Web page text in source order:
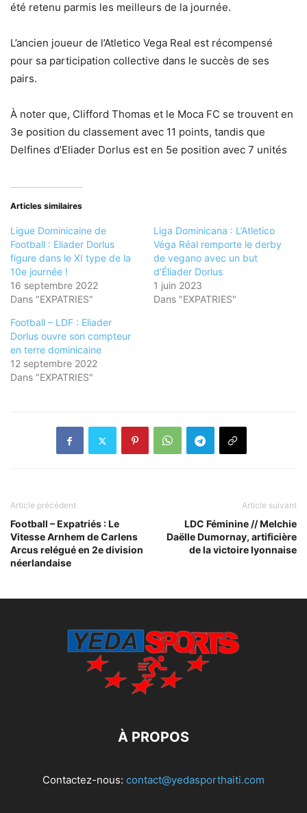
été retenu parmis les meilleurs de la journée.
L’ancien joueur de l’Atletico Vega Real est récompensé
pour sa participation collective dans le succès de ses
pairs.
À noter que, Clifford Thomas et le Moca FC se trouvent en
3e position du classement avec 11 points, tandis que
Delfines d’Eliader Dorlus est en 5e position avec 7 unités
Articles similaires
Ligue Dominicaine de
Football : Eliader Dorlus
figure dans le XI type de la
10e journée !
16 septembre 2022
Dans "EXPATRIES"
Liga Dominicana : L’Atletico
Véga Réal remporte le derby
de vegano avec un but
d’Éliader Dorlus
1 juin 2023
Dans "EXPATRIES"
Football – LDF : Eliader
Dorlus ouvre son compteur
en terre dominicaine
12 septembre 2022
Dans "EXPATRIES"
Article précédent
Football – Expatriés : Le
Vitesse Arnhem de Carlens
Arcus relégué en 2e division
néerlandaise
Article suivant
LDC Féminine // Melchie
Daëlle Dumornay, artificière
de la victoire lyonnaise
À PROPOS
Contactez-nous: contact@yedasporthaiti.com